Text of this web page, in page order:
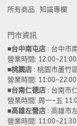
所有商品
知識專欄
門市資訊
■台中南屯店 : 台中市
營業時間: 12:00~21:00
■桃園店 : 桃園市蘆竹
營業時間: 11:00~22:00
■台南仁德店 : 台南市
營業時間: 周一~五
■高雄左營店 : 高雄市
營業時間: